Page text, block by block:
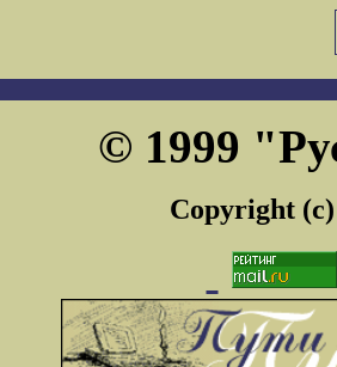
© 1999
Copyright